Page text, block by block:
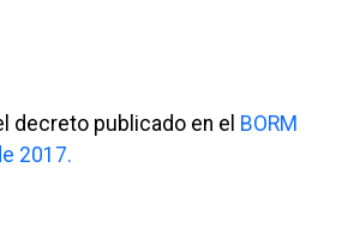
decreto publicado en el BORM
2017.